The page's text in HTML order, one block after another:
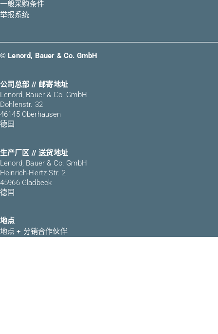
一般采购条件
举报系统
© Lenord, Bauer & Co. GmbH
公司总部 // 邮寄地址
Lenord, Bauer & Co. GmbH
Dohlenstr. 32
46145 Oberhausen
德国
生产厂区 // 送货地址
Lenord, Bauer & Co. GmbH
Heinrich-Hertz-Str. 2
45966 Gladbeck
德国
地点
地点 + 分销合作伙伴